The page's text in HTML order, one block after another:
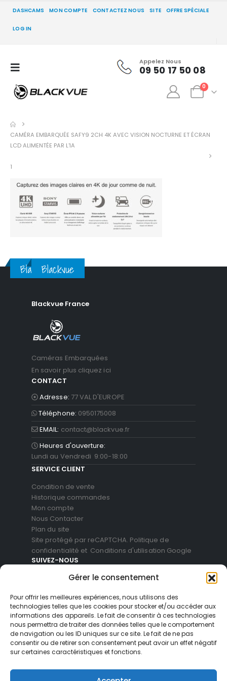
Gérer le consentement
Pour offrir les meilleures expériences, nous utilisons des
technologies telles que les cookies pour stocker et/ou accéder aux
informations des appareils. Le fait de consentir à ces technologies
nous permettra de traiter des données telles que le comportement
de navigation ou les ID uniques sur ce site. Le fait de ne pas
consentir ou de retirer son consentement peut avoir un effet négatif
sur certaines caractéristiques et fonctions.
DASHCAMS MON COMPTE CONTACTEZ NOUS SITE OFFRE SPÉCIALE
LOG IN
Appelez Nous
09 50 17 50 08
0
CAMÉRA EMBARQUÉE SAFY9 2CH 4K AVEC VISION NOCTURNE ET ÉCRAN
LCD ALIMENTÉE PAR L'IA
1
BlackvueBlackvue
Blackvue France
Caméras Embarquées
En savoir plus cliquez ici
CONTACT
Adresse: 77 VAL D'EUROPE
Téléphone: 0950175008
EMAIL: contact@blackvue.fr
Heures d'ouverture:
Lundi au Vendredi 9:00-18:00
SERVICE CLIENT
Condition de vente
Historique commandes
Mon compte
Nous Contacter
Plan du site
Site protégé par reCAPTCHA. Politique de
confidentialité et Conditions d'utilisation Google
SUIVEZ-NOUS